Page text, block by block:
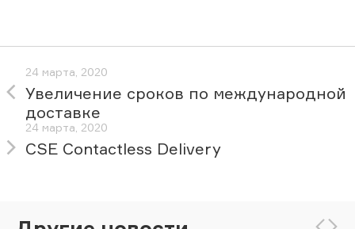
24 марта, 2020
Увеличение сроков по международной
доставке
24 марта, 2020
CSE Contactless Delivery